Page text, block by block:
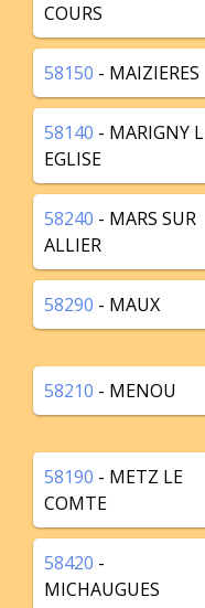
COURS
58150 - MAIZIERES
58140 - MARIGNY L
EGLISE
58240 - MARS SUR
ALLIER
58290 - MAUX
58210 - MENOU
58190 - METZ LE
COMTE
58420 -
MICHAUGUES